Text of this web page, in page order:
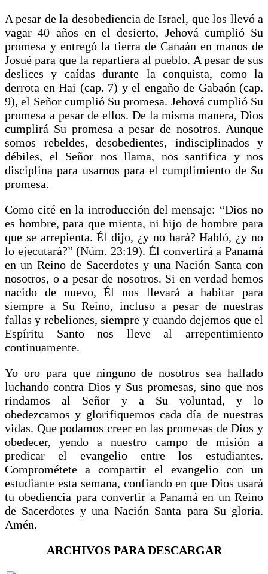
A pesar de la desobediencia de Israel, que los llevó a
vagar 40 años en el desierto, Jehová cumplió Su
promesa y entregó la tierra de Canaán en manos de
Josué para que la repartiera al pueblo. A pesar de sus
deslices y caídas durante la conquista, como la
derrota en Hai (cap. 7) y el engaño de Gabaón (cap.
9), el Señor cumplió Su promesa. Jehová cumplió Su
promesa a pesar de ellos. De la misma manera, Dios
cumplirá Su promesa a pesar de nosotros. Aunque
somos rebeldes, desobedientes, indisciplinados y
débiles, el Señor nos llama, nos santifica y nos
disciplina para usarnos para el cumplimiento de Su
promesa.
Como cité en la introducción del mensaje: “Dios no
es hombre, para que mienta, ni hijo de hombre para
que se arrepienta. Él dijo, ¿y no hará? Habló, ¿y no
lo ejecutará?” (Núm. 23:19). Él convertirá a Panamá
en un Reino de Sacerdotes y una Nación Santa con
nosotros, o a pesar de nosotros. Si en verdad hemos
nacido de nuevo, Él nos llevará a habitar para
siempre a Su Reino, incluso a pesar de nuestras
fallas y rebeliones, siempre y cuando dejemos que el
Espíritu Santo nos lleve al arrepentimiento
continuamente.
Yo oro para que ninguno de nosotros sea hallado
luchando contra Dios y Sus promesas, sino que nos
rindamos al Señor y a Su voluntad, y lo
obedezcamos y glorifiquemos cada día de nuestras
vidas. Que podamos creer en las promesas de Dios y
obedecer, yendo a nuestro campo de misión a
predicar el evangelio entre los estudiantes.
Comprométete a compartir el evangelio con un
estudiante esta semana, confiando en que Dios usará
tu obediencia para convertir a Panamá en un Reino
de Sacerdotes y una Nación Santa para Su gloria.
Amén.
ARCHIVOS PARA DESCARGAR